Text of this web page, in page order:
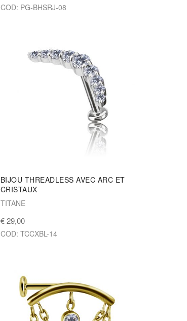
COD: PG-BHSRJ-08
BIJOU THREADLESS AVEC ARC ET
CRISTAUX
TITANE
€ 29,00
COD: TCCXBL-14